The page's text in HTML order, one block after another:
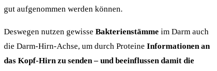
gut aufgenommen werden können.
Deswegen nutzen gewisse Bakterienstämme im Darm auch
die Darm-Hirn-Achse, um durch Proteine Informationen an
das Kopf-Hirn zu senden – und beeinflussen damit die